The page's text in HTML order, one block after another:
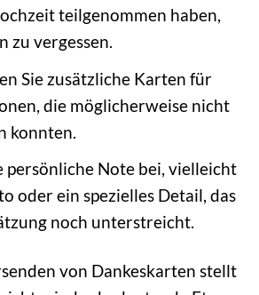
teilgenommen haben,
zu vergessen.
Sie zusätzliche Karten für
die möglicherweise nicht
konnten.
persönliche Note bei, vielleicht
oder ein spezielles Detail, das
noch unterstreicht.
von Dankeskarten stellt